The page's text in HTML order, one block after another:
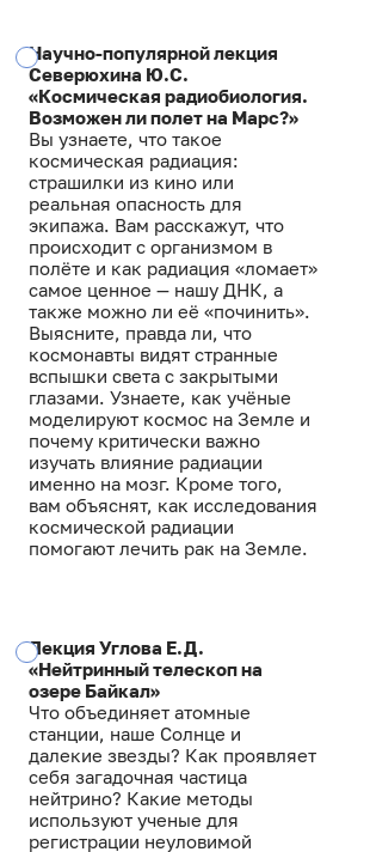
Научно-популярной лекция
Северюхина Ю.С.
«Космическая радиобиология.
Возможен ли полет на Марс?»
Вы узнаете, что такое
космическая радиация:
страшилки из кино или
реальная опасность для
экипажа. Вам расскажут, что
происходит с организмом в
полёте и как радиация «ломает»
самое ценное — нашу ДНК, а
также можно ли её «починить».
Выясните, правда ли, что
космонавты видят странные
вспышки света с закрытыми
глазами. Узнаете, как учёные
моделируют космос на Земле и
почему критически важно
изучать влияние радиации
именно на мозг. Кроме того,
вам объяснят, как исследования
космической радиации
помогают лечить рак на Земле.
Лекция Углова Е.Д.
«Нейтринный телескоп на
озере Байкал»
Что объединяет атомные
станции, наше Солнце и
далекие звезды? Как проявляет
себя загадочная частица
нейтрино? Какие методы
используют ученые для
регистрации неуловимой